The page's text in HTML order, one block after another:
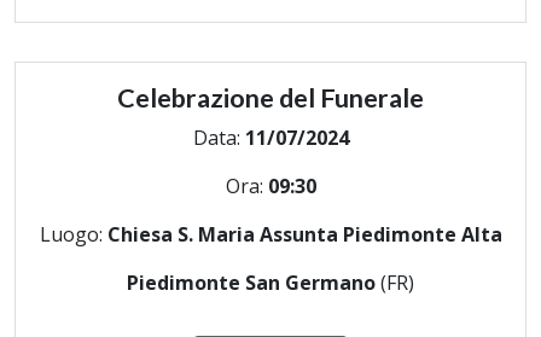
Celebrazione del Funerale
Data: 11/07/2024
Ora: 09:30
Luogo: Chiesa S. Maria Assunta Piedimonte Alta
Piedimonte San Germano(FR)